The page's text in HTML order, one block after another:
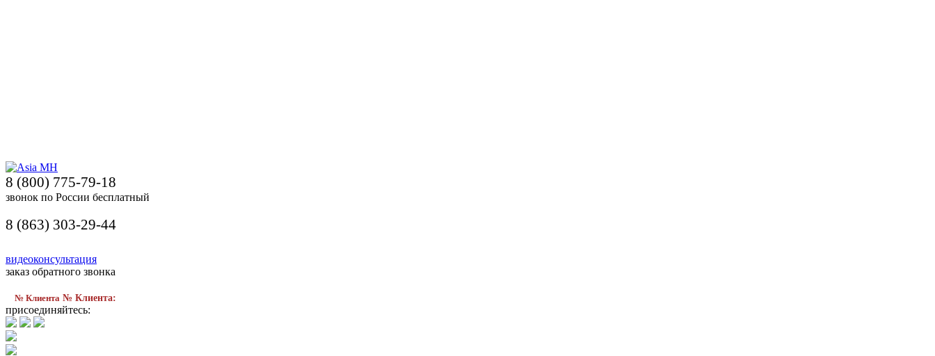
8 (800) 775-79-18
звонок по России бесплатный
8 (863) 303-29-44
видеоконсультация
заказ обратного звонка
№ Клиента № Клиента:
присоединяйтесь: